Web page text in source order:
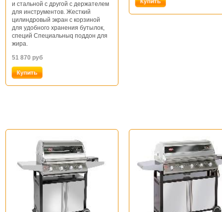
и стальной с другой с держателем
для инструментов. Жесткий
цилиндровый экран с корзиной
для удобного хранения бутылок,
специй Cпециальныq поддон для
жира.
51 870 руб